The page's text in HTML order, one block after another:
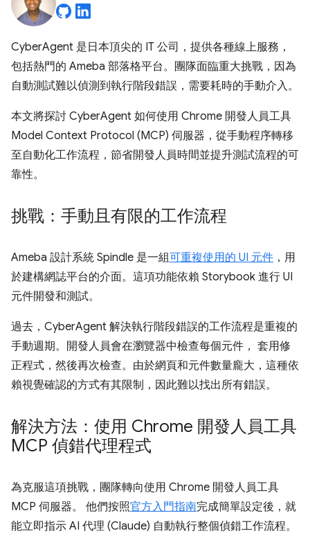
CyberAgent 是日本頂尖的 IT 公司，提供各種線上服務，
包括熱門的 Ameba 部落格平台。團隊面臨重大挑戰，因為
自動測試難以偵測到執行階段錯誤，需要耗時的手動介入。
本文將探討 CyberAgent 如何使用 Chrome 開發人員工具
Model Context Protocol (MCP) 伺服器，從手動程序轉移
至自動化工作流程，節省開發人員時間並提升測試流程的可
靠性。
挑戰：手動且有限的工作流程
Ameba 設計系統 Spindle 是一組可重複使用的 UI 元件 ，用
於建構網誌平台的介面。這項功能依賴 Storybook 進行 UI
元件開發和測試。
過去，CyberAgent 解決執行階段錯誤的工作流程是重複的
手動週期。開發人員會在瀏覽器中檢查每個元件， 套用修
正程式，然後再次檢查。由於網頁和元件數量龐大，這種依
賴視覺確認的方式有其限制，因此難以找出所有錯誤。
解決方法：使用 Chrome 開發人員工具
MCP 偵錯代理程式
為克服這項挑戰，團隊轉向使用 Chrome 開發人員工具
MCP 伺服器。 他們按照官方入門指南完成簡單設定後，就
能立即指示 AI 代理 (Claude) 自動執行整個偵錯工作流程。